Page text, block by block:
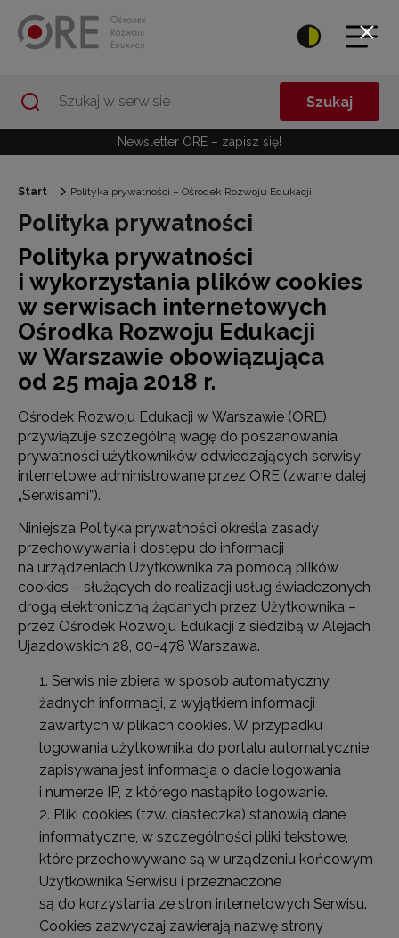
Szukaj
Newsletter ORE – zapisz się!
Start Polityka prywatności – Ośrodek Rozwoju Edukacji
Polityka prywatności
Polityka prywatności
i wykorzystania plików cookies
w serwisach internetowych
Ośrodka Rozwoju Edukacji
w Warszawie obowiązująca
od 25 maja 2018 r.
Ośrodek Rozwoju Edukacji w Warszawie (ORE)
przywiązuje szczególną wagę do poszanowania
prywatności użytkowników odwiedzających serwisy
internetowe administrowane przez ORE (zwane dalej
„Serwisami”).
Niniejsza Polityka prywatności określa zasady
przechowywania i dostępu do informacji
na urządzeniach Użytkownika za pomocą plików
cookies – służących do realizacji usług świadczonych
drogą elektroniczną żądanych przez Użytkownika –
przez Ośrodek Rozwoju Edukacji z siedzibą w Alejach
Ujazdowskich 28, 00-478 Warszawa.
Serwis nie zbiera w sposób automatyczny
żadnych informacji, z wyjątkiem informacji
zawartych w plikach cookies. W przypadku
logowania użytkownika do portalu automatycznie
zapisywana jest informacja o dacie logowania
i numerze IP, z którego nastąpiło logowanie.
Pliki cookies (tzw. ciasteczka) stanowią dane
informatyczne, w szczególności pliki tekstowe,
które przechowywane są w urządzeniu końcowym
Użytkownika Serwisu i przeznaczone
są do korzystania ze stron internetowych Serwisu.
Cookies zazwyczaj zawierają nazwę strony